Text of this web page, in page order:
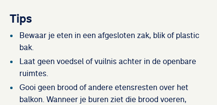
Tips
Bewaar je eten in een afgesloten zak, blik of plastic
bak.
Laat geen voedsel of vuilnis achter in de openbare
ruimtes.
Gooi geen brood of andere etensresten over het
balkon. Wanneer je buren ziet die brood voeren,